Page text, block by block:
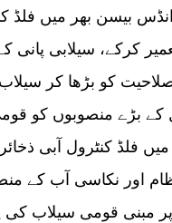
بیسن بھر میں فلڈ
کرکے، سیلابی پانی
کو بڑھا کر سیلاب
کے بڑے منصوبوں کو
میں فلڈ کنٹرول آبی
انتظام اور نکاسی آب
پر مبنی قومی سیلاب